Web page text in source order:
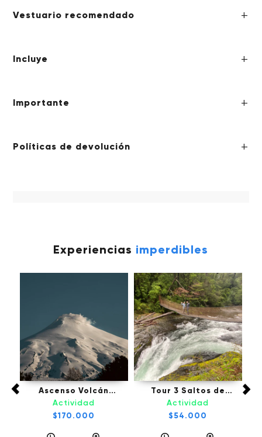
Vestuario recomendado
Incluye
Importante
Políticas de devolución
Experiencias imperdibles
Ascenso Volcán
Villarrica - Pucón
Actividad
$170.000
Tour 3 Saltos de
Palguin - Pucón
Actividad
$54.000